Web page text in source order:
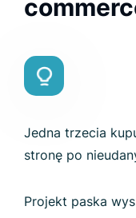
Jedna trzecia
stronę po
Projekt paska